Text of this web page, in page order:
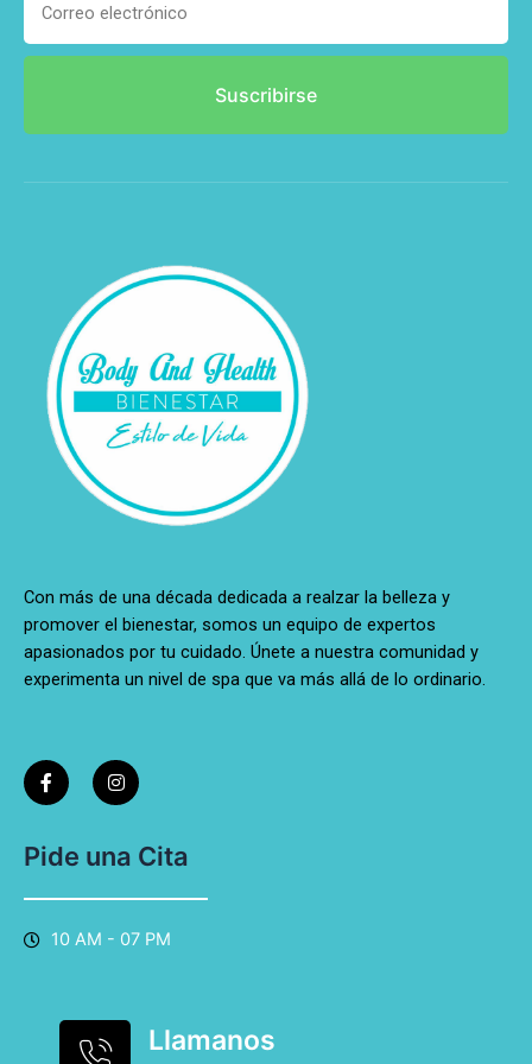
Suscribirse
Con más de una década dedicada a realzar la belleza y
promover el bienestar, somos un equipo de expertos
apasionados por tu cuidado. Únete a nuestra comunidad y
experimenta un nivel de spa que va más allá de lo ordinario.
F
a
c
e
o
o
-
I
n
s
t
g
r
m
Pide una Cita
10 AM - 07 PM
Llamanos